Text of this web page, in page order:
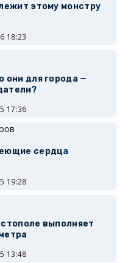
этому монстру
18:23
они для города —
17:36
сердца
19:28
выполняет
13:48